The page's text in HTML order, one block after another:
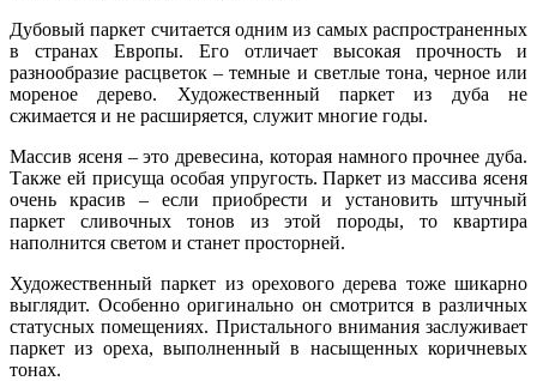
Дубовый паркет считается одним из самых распространенных
в странах Европы. Его отличает высокая прочность и
разнообразие расцветок – темные и светлые тона, черное или
мореное дерево. Художественный паркет из дуба не
сжимается и не расширяется, служит многие годы.
Массив ясеня – это древесина, которая намного прочнее дуба.
Также ей присуща особая упругость. Паркет из массива ясеня
очень красив – если приобрести и установить штучный
паркет сливочных тонов из этой породы, то квартира
наполнится светом и станет просторней.
Художественный паркет из орехового дерева тоже шикарно
выглядит. Особенно оригинально он смотрится в различных
статусных помещениях. Пристального внимания заслуживает
паркет из ореха, выполненный в насыщенных коричневых
тонах.